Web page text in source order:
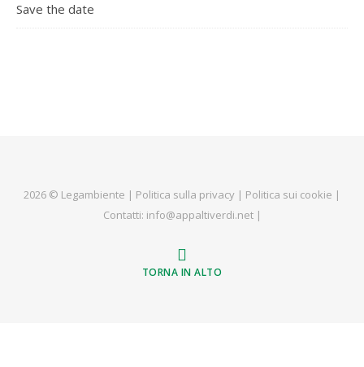
Save the date
2026 © Legambiente | Politica sulla privacy | Politica sui cookie |
Contatti: info@appaltiverdi.net|
TORNA IN ALTO